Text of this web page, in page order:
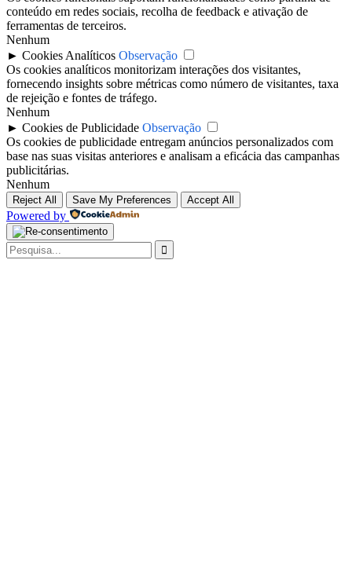
conteúdo em redes sociais, recolha de feedback e ativação de
ferramentas de terceiros.
Nenhum
► Cookies Analíticos Observação
Os cookies analíticos monitorizam interações dos visitantes,
fornecendo insights sobre métricas como número de visitantes, taxa
de rejeição e fontes de tráfego.
Nenhum
► Cookies de Publicidade Observação
Os cookies de publicidade entregam anúncios personalizados com
base nas suas visitas anteriores e analisam a eficácia das campanhas
publicitárias.
Nenhum
Reject All Save My Preferences Accept All
Powered by